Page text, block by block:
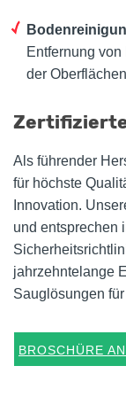
Entfernung
der
Als führender
für höchste
Innovation.
und entsprechen
jahrzehntelange
Sauglösungen
BROSCHÜRE